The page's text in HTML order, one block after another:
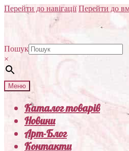
Перейти до навігації Перейти до
Пошук
×
Меню
Каталог товарів
Новини
Арт-Блог
Контакти